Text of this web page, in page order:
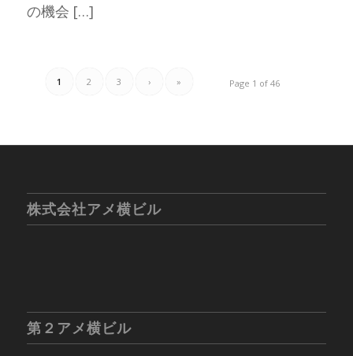
の機会 […]
Page 1 of 46
1 2 3 › »
株式会社アメ横ビル
第２アメ横ビル